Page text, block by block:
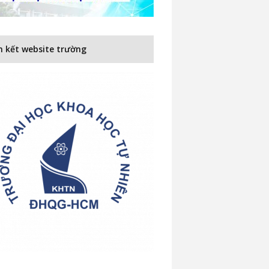
kết website trường